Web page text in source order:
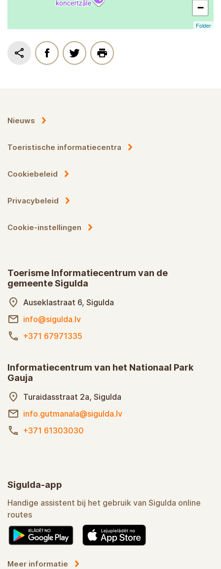
−
Folder
Nieuws
Toeristische informatiecentra
Cookiebeleid
Privacybeleid
Cookie-instellingen
Toerisme Informatiecentrum van de
gemeente Sigulda
Auseklastraat 6, Sigulda
info@sigulda.lv
+371 67971335
Informatiecentrum van het Nationaal Park
Gauja
Turaidasstraat 2a, Sigulda
info.gutmanala@sigulda.lv
+371 61303030
Sigulda-app
Handige assistent bij het gebruik van Sigulda online
routes
Meer informatie